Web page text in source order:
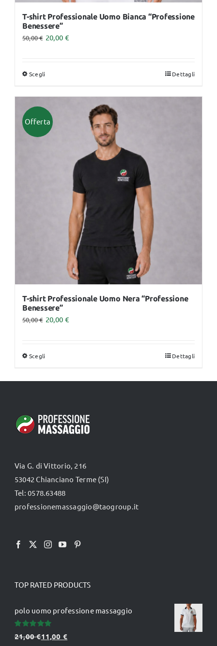
T-shirt Professionale Uomo Bianca “Professione
Benessere”
50,00€ 20,00 €
Scegli
più
varianti.
possono
prodotto
Dettagli
Offerta
T-shirt Professionale Uomo Nera “Professione
Benessere”
50,00€ 20,00 €
Scegli
Le
essere
scelte
nella
pagina
Dettagli
Via G. di Vittorio, 216
53042 Chianciano Terme (SI)
Tel: 0578.63488
professionemassaggio@taogroup.it
TOP RATED PRODUCTS
polo uomo professione massaggio
Valutato
5.00su 5
21,00€11,00 €